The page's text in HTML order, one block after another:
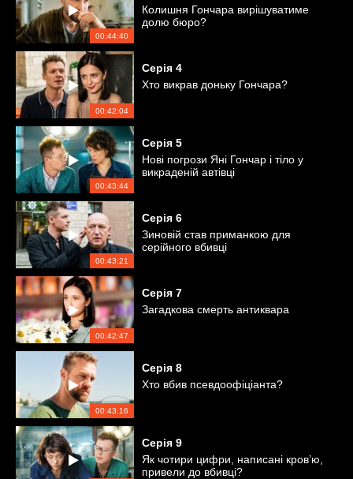
00:44:40
Колишня Гончара вирішуватиме
долю бюро?
00:42:04
Серія 4
Хто викрав доньку Гончара?
00:43:44
Серія 5
Нові погрози Яні Гончар і тіло у
викраденій автівці
00:43:21
Серія 6
Зиновій став приманкою для
серійного вбивці
00:42:47
Серія 7
Загадкова смерть антиквара
00:43:16
Серія 8
Хто вбив псевдоофіціанта?
Серія 9
Як чотири цифри, написані кров’ю,
привели до вбивці?